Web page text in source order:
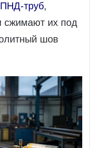
труб,
сжимают их под
шов